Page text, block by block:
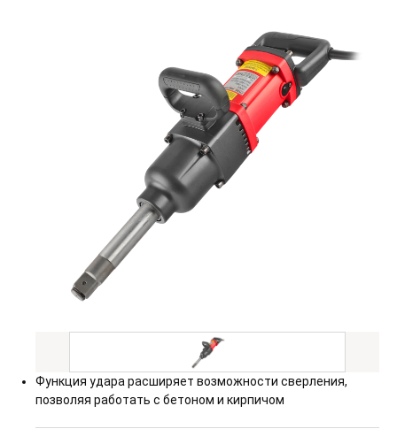
Функция удара расширяет возможности сверления,
позволяя работать с бетоном и кирпичом